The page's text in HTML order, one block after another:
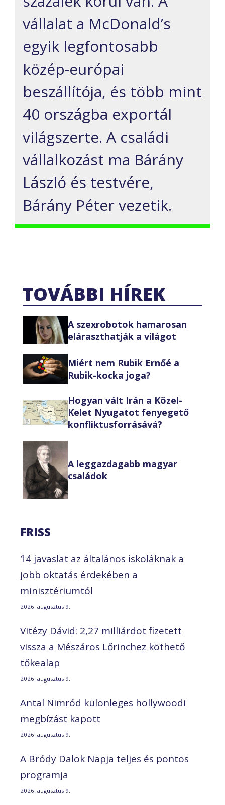
vállalat a McDonald’s
egyik legfontosabb
közép-európai
beszállítója, és több mint
40 országba exportál
világszerte. A családi
vállalkozást ma Bárány
László és testvére,
Bárány Péter vezetik.
TOVÁBBI HÍREK
A szexrobotok hamarosan
eláraszthatják a világot
Miért nem Rubik Ernőé a
Rubik-kocka joga?
Hogyan vált Irán a Közel-
Kelet Nyugatot fenyegető
konfliktusforrásává?
A leggazdagabb magyar
családok
FRISS
14 javaslat az általános iskoláknak a
jobb oktatás érdekében a
minisztériumtól
2026. augusztus 9.
Vitézy Dávid: 2,27 milliárdot fizetett
vissza a Mészáros Lőrinchez köthető
tőkealap
2026. augusztus 9.
Antal Nimród különleges hollywoodi
megbízást kapott
2026. augusztus 9.
A Bródy Dalok Napja teljes és pontos
programja
2026. augusztus 9.